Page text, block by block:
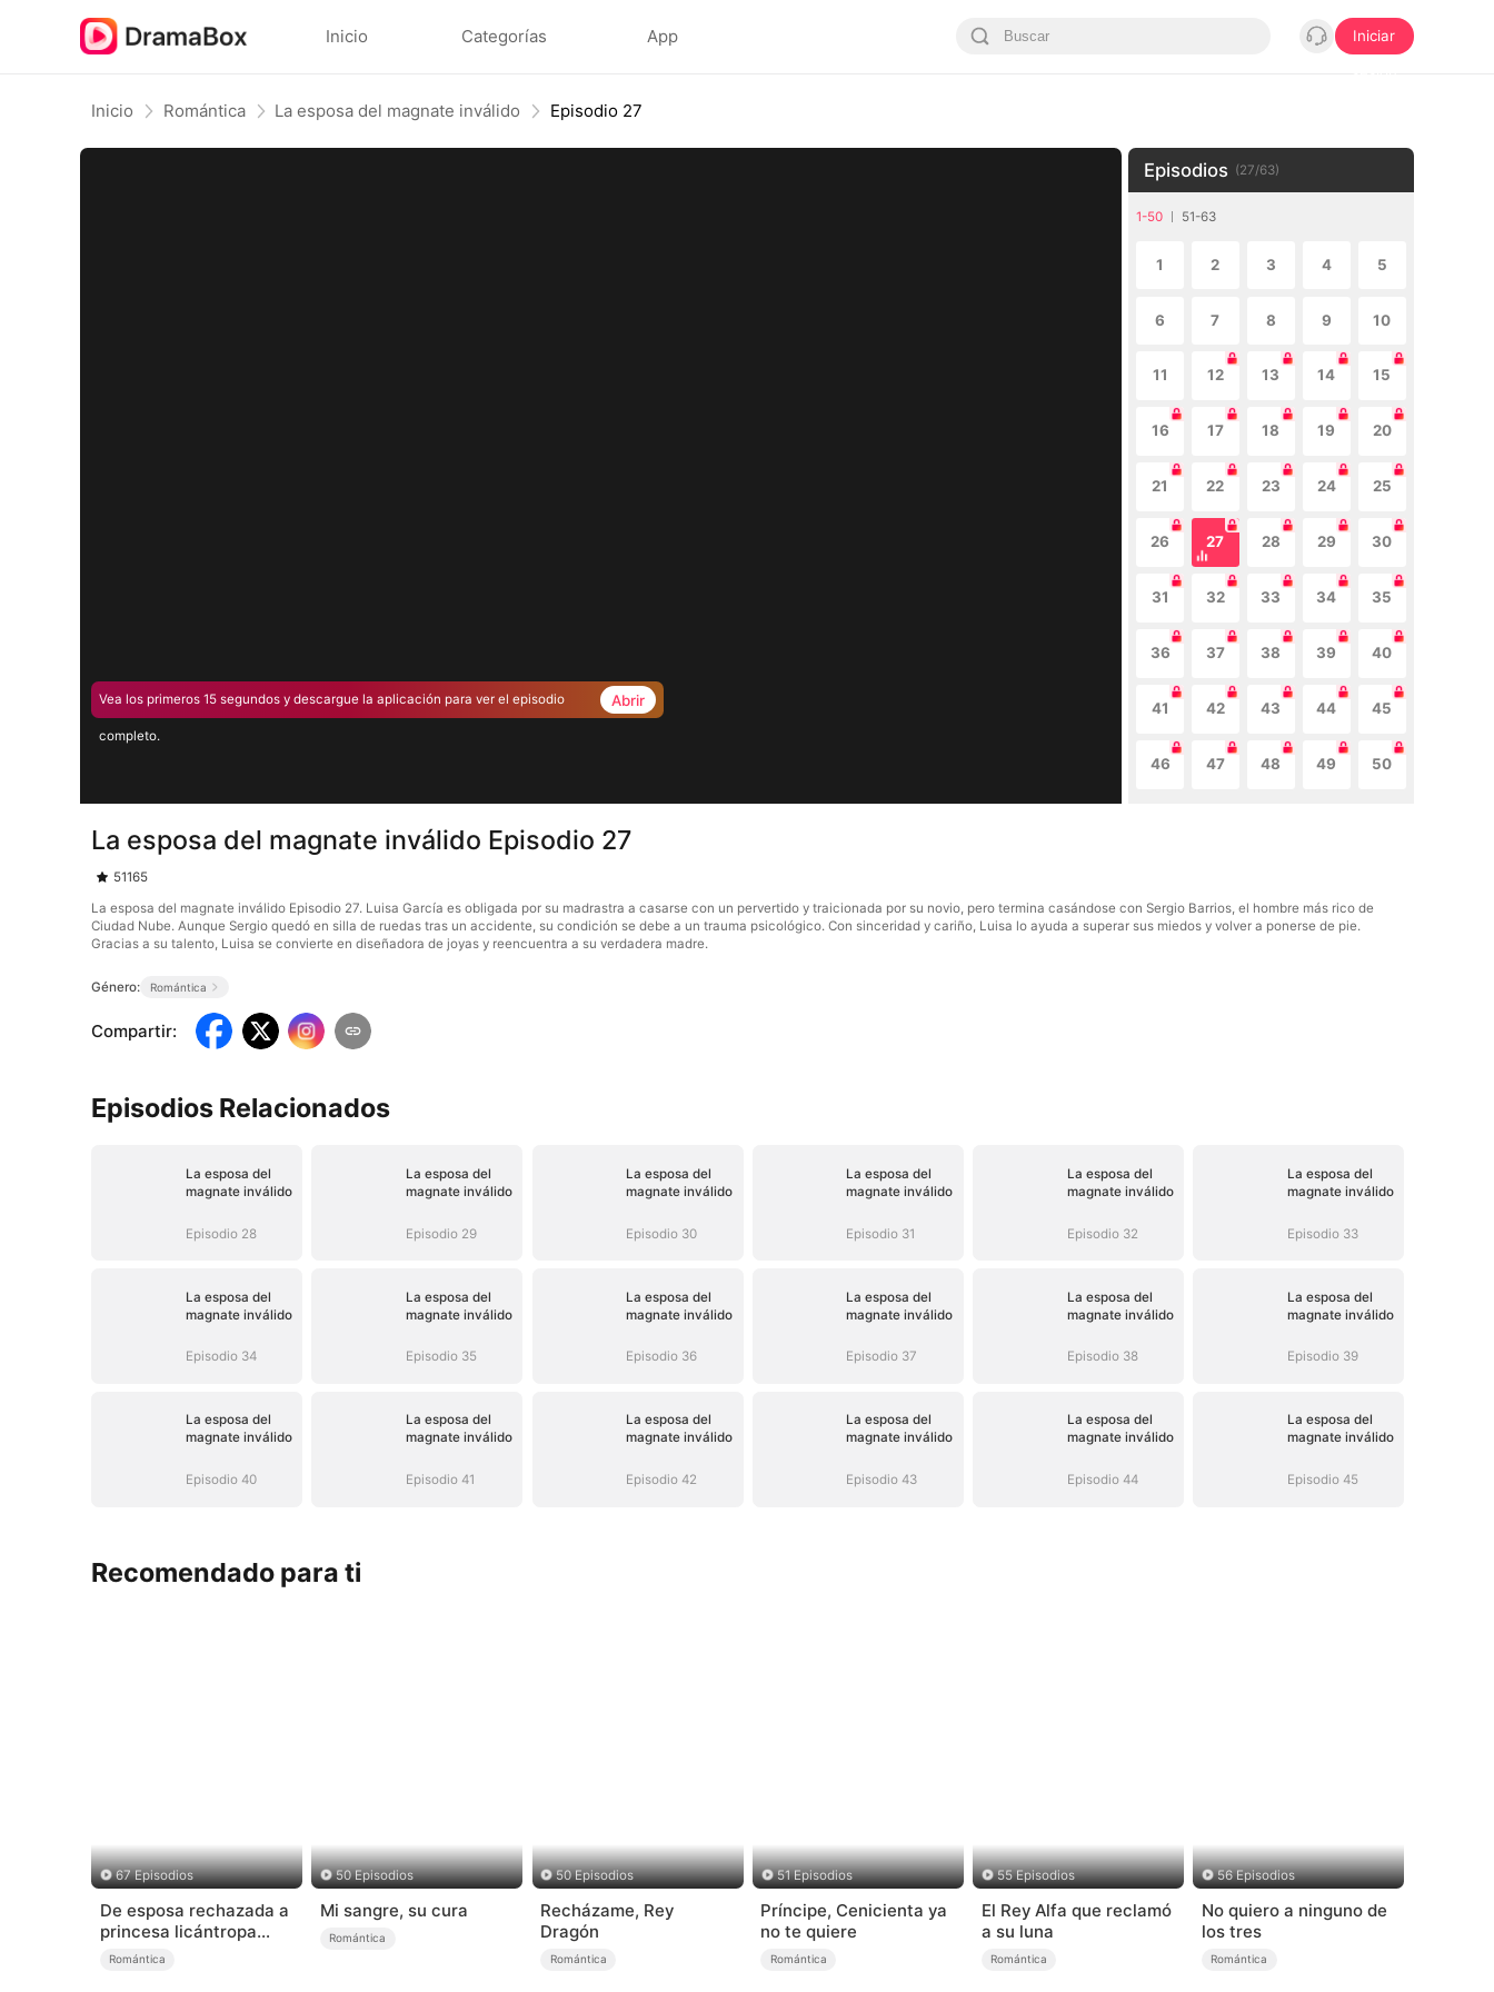
Inicio Categorías App Iniciar
Inicio Romántica La esposa del magnate inválido Episodio 27
Vea los primeros 15 segundos y descargue la aplicación para ver el episodio
completo.
Abrir
Episodios (27/63)
1-50 51-63
1 2 3 4 5
6 7 8 9 10
11 12 13 14 15
16 17 18 19 20
21 22 23 24 25
26 27 28 29 30
31 32 33 34 35
36 37 38 39 40
41 42 43 44 45
46 47 48 49 50
La esposa del magnate inválido Episodio 27
51165
La esposa del magnate inválido Episodio 27. Luisa García es obligada por su madrastra a casarse con un pervertido y traicionada por su novio, pero termina casándose con Sergio Barrios, el hombre más rico de
Ciudad Nube. Aunque Sergio quedó en silla de ruedas tras un accidente, su condición se debe a un trauma psicológico. Con sinceridad y cariño, Luisa lo ayuda a superar sus miedos y volver a ponerse de pie.
Gracias a su talento, Luisa se convierte en diseñadora de joyas y reencuentra a su verdadera madre.
Género: Romántica
Compartir:
Episodios Relacionados
La esposa del
magnate inválido
Episodio 28
La esposa del
magnate inválido
Episodio 29
La esposa del
magnate inválido
Episodio 30
La esposa del
magnate inválido
Episodio 31
La esposa del
magnate inválido
Episodio 32
La esposa del
magnate inválido
Episodio 33
La esposa del
magnate inválido
Episodio 34
La esposa del
magnate inválido
Episodio 35
La esposa del
magnate inválido
Episodio 36
La esposa del
magnate inválido
Episodio 37
La esposa del
magnate inválido
Episodio 38
La esposa del
magnate inválido
Episodio 39
La esposa del
magnate inválido
Episodio 40
La esposa del
magnate inválido
Episodio 41
La esposa del
magnate inválido
Episodio 42
La esposa del
magnate inválido
Episodio 43
La esposa del
magnate inválido
Episodio 44
La esposa del
magnate inválido
Episodio 45
Recomendado para ti
67 Episodios
De esposa rechazada a
princesa licántropa
(Doblado)
Romántica
50 Episodios
Mi sangre, su cura
Romántica
50 Episodios
Recházame, Rey
Dragón
Romántica
51 Episodios
Príncipe, Cenicienta ya
no te quiere
Romántica
55 Episodios
El Rey Alfa que reclamó
a su luna
Romántica
56 Episodios
No quiero a ninguno de
los tres
Romántica